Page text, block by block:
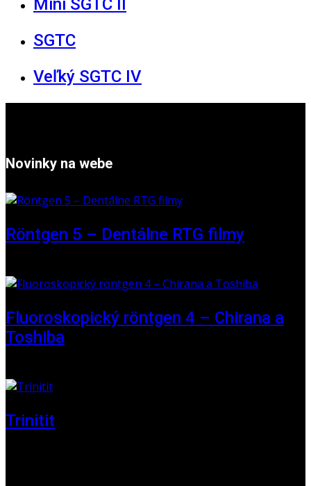
SGTC
Veľký SGTC IV
Novinky na webe
Röntgen 5 – Dentálne RTG filmy
Fluoroskopický röntgen 4 – Chirana a
Toshiba
Trinitit